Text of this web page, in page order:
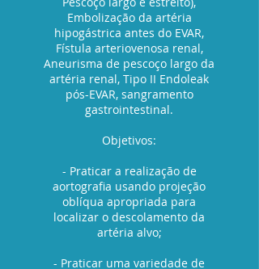
Embolização da artéria
hipogástrica antes do EVAR,
Fístula arteriovenosa renal,
Aneurisma de pescoço largo da
artéria renal, Tipo II Endoleak
pós-EVAR, sangramento
gastrointestinal.
Objetivos:
- Praticar a realização de
aortografia usando projeção
oblíqua apropriada para
localizar o descolamento da
artéria alvo;
- Praticar uma variedade de